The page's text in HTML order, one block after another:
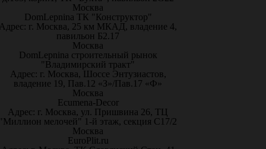
Москва
DomLepnina ТК "Конструктор"
г. Москва, 25 км МКАД, владение 4,
павильон Б2.17
Москва
DomLepnina строительный рынок
"Владимирский тракт"
Адрес: г. Москва, Шоссе Энтузиастов,
владение 19, Пав.12 «З»/Пав.17 «Ф»
Москва
Ecumena-Decor
Адрес: г. Москва, ул. Пришвина 26, ТЦ
мелочей" 1-й этаж, секция С17/2
Москва
EuroPlit.ru